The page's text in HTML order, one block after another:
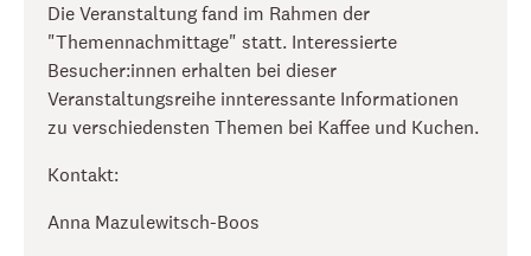
Die Veranstaltung fand im Rahmen der
"Themennachmittage" statt. Interessierte
Besucher:innen erhalten bei dieser
Veranstaltungsreihe innteressante Informationen
zu verschiedensten Themen bei Kaffee und Kuchen.
Kontakt:
Anna Mazulewitsch-Boos